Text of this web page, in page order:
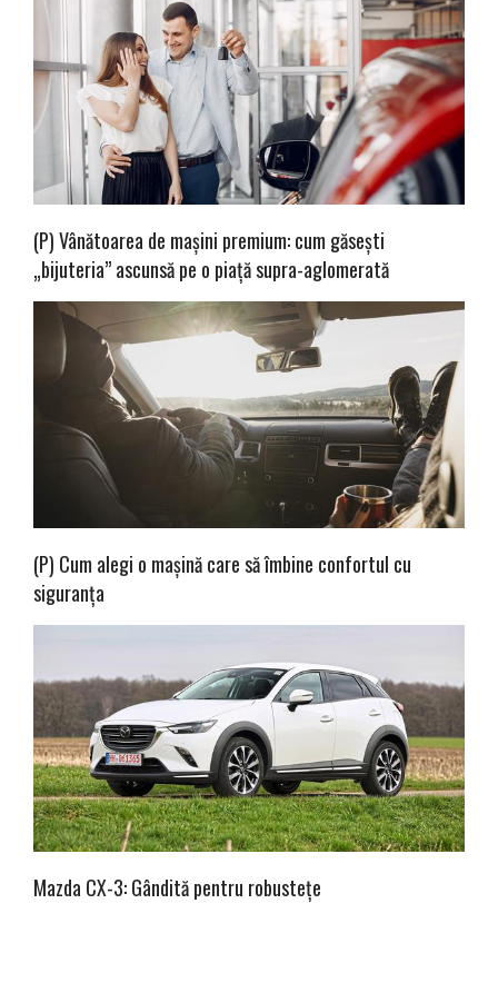
(P) Vânătoarea de mașini premium: cum găsești
„bijuteria” ascunsă pe o piață supra-aglomerată
(P) Cum alegi o mașină care să îmbine confortul cu
siguranța
Mazda CX-3: Gândită pentru robustețe